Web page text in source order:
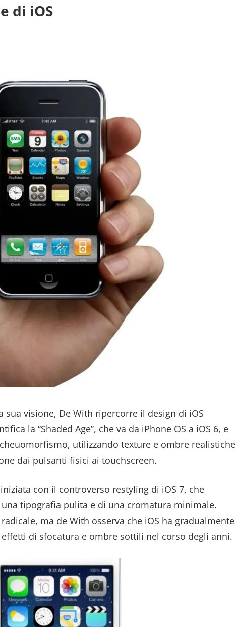
di iOS
visione, De With ripercorre il design di iOS
la “Shaded Age”, che va da iPhone OS a iOS 6, e
utilizzando texture e ombre realistiche
dai pulsanti fisici ai touchscreen.
con il controverso restyling di iOS 7, che
tipografia pulita e di una cromatura minimale.
ma de With osserva che iOS ha gradualmente
di sfocatura e ombre sottili nel corso degli anni.